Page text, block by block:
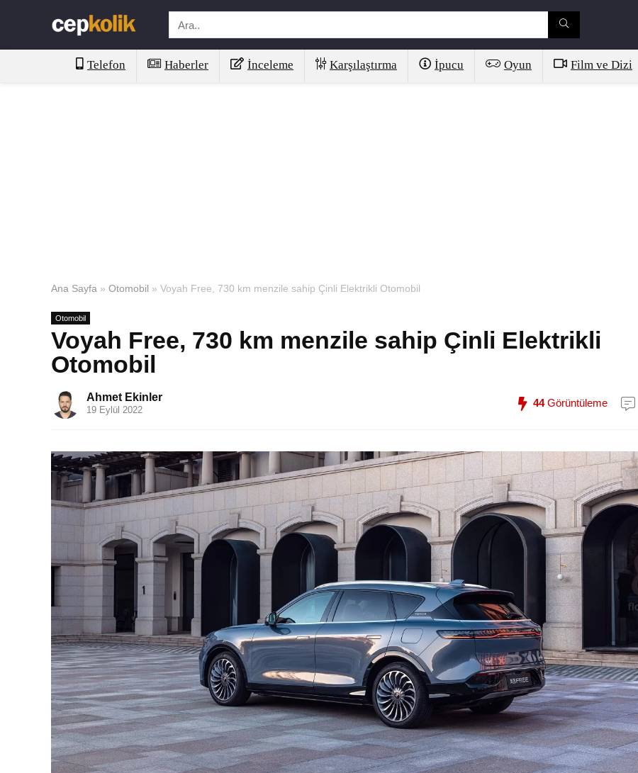
Telefon Haberler İnceleme Karşılaştırma İpucu Oyun Film ve Dizi
Ana Sayfa » Otomobil » Voyah Free, 730 km menzile sahip Çinli Elektrikli Otomobil
Otomobil
Voyah Free, 730 km menzile sahip Çinli Elektrikli
Otomobil
Ahmet Ekinler
19 Eylül 2022
44Görüntüleme